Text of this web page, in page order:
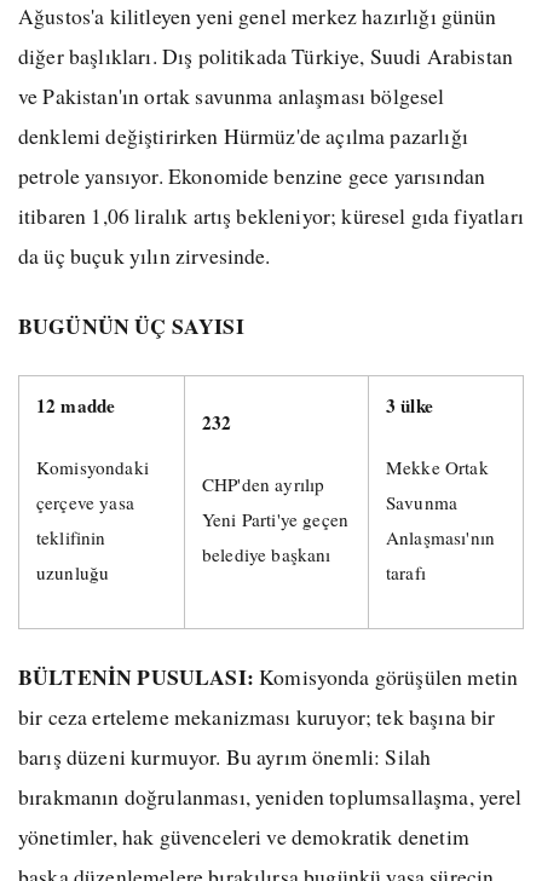
Ağustos'a kilitleyen yeni genel merkez hazırlığı günün
diğer başlıkları. Dış politikada Türkiye, Suudi Arabistan
ve Pakistan'ın ortak savunma anlaşması bölgesel
denklemi değiştirirken Hürmüz'de açılma pazarlığı
petrole yansıyor. Ekonomide benzine gece yarısından
itibaren 1,06 liralık artış bekleniyor; küresel gıda fiyatları
da üç buçuk yılın zirvesinde.
BUGÜNÜN ÜÇ SAYISI
12 madde
Komisyondaki
çerçeve yasa
teklifinin
uzunluğu
232
CHP'den ayrılıp
Yeni Parti'ye geçen
belediye başkanı
3 ülke
Mekke Ortak
Savunma
Anlaşması'nın
tarafı
BÜLTENİN PUSULASI: Komisyonda görüşülen metin
bir ceza erteleme mekanizması kuruyor; tek başına bir
barış düzeni kurmuyor. Bu ayrım önemli: Silah
bırakmanın doğrulanması, yeniden toplumsallaşma, yerel
yönetimler, hak güvenceleri ve demokratik denetim